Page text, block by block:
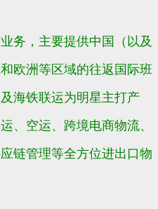
务，主要提供中国（以及
欧洲等区域的往返国际班
海铁联运为明星主打产
、空运、跨境电商物流、
链管理等全方位进出口物